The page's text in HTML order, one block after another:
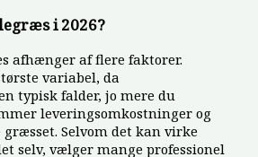
i 2026?
afhænger af flere faktorer.
variabel, da
typisk falder, jo mere du
leveringsomkostninger og
Selvom det kan virke
selv, vælger mange professionel